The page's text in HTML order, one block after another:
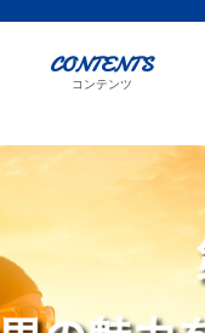
CONTENTS
コンテンツ